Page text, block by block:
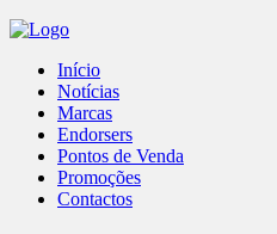
Início
Notícias
Marcas
Endorsers
Pontos de Venda
Promoções
Contactos